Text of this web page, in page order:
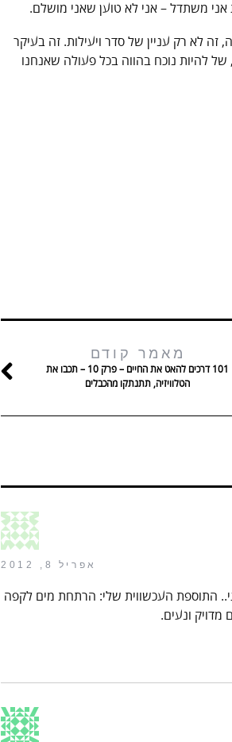
משתדל – אני לא טוען שאני מושלם.
לא רק עניין של סדר ויעילות. זה בעיקר
להיות נוכח בהווה בכל פעולה שאנחנו
מאמר קודם
101 דרכים להאט את החיים – פרק 10 – תכבו את
הטלוויזיה, תתנתקו מהכבלים
אפריל 8, 2012
התוספת העכשווית שלי: הרתחת מים לקפה
ונעים.